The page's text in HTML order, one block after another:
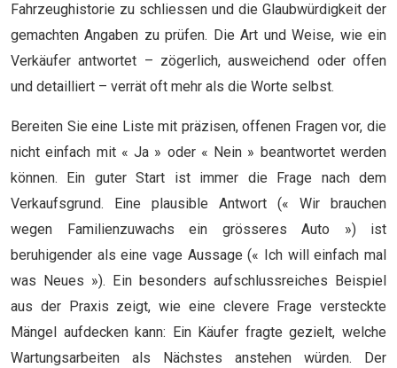
Fahrzeughistorie zu schliessen und die Glaubwürdigkeit der
gemachten Angaben zu prüfen. Die Art und Weise, wie ein
Verkäufer antwortet – zögerlich, ausweichend oder offen
und detailliert – verrät oft mehr als die Worte selbst.
Bereiten Sie eine Liste mit präzisen, offenen Fragen vor, die
nicht einfach mit « Ja » oder « Nein » beantwortet werden
können. Ein guter Start ist immer die Frage nach dem
Verkaufsgrund. Eine plausible Antwort (« Wir brauchen
wegen Familienzuwachs ein grösseres Auto ») ist
beruhigender als eine vage Aussage (« Ich will einfach mal
was Neues »). Ein besonders aufschlussreiches Beispiel
aus der Praxis zeigt, wie eine clevere Frage versteckte
Mängel aufdecken kann: Ein Käufer fragte gezielt, welche
Wartungsarbeiten als Nächstes anstehen würden. Der